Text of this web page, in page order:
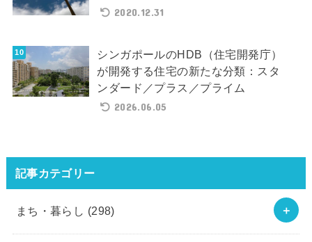
2020.12.31
シンガポールのHDB（住宅開発庁）
が開発する住宅の新たな分類：スタ
ンダード／プラス／プライム
2026.06.05
記事カテゴリー
まち・暮らし (298)